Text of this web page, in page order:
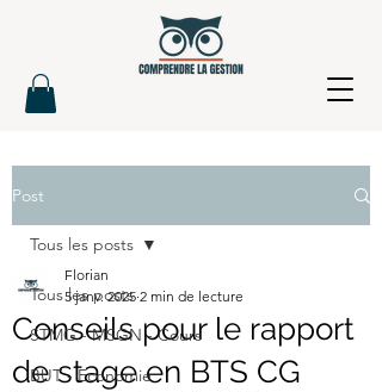
Post
Tous les posts
STMG - MSGN - Cours
BUT - Economie
Tous les posts
Conseils pour le rapport
de stage en BTS CG
Florian
5 janv. 2025 2 min de lecture